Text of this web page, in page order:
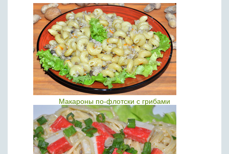
Макароны по-флотски с грибами